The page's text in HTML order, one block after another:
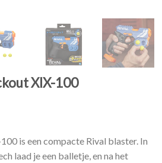
XIX-100
is een compacte Rival blaster. In
laad je een balletje, en na het